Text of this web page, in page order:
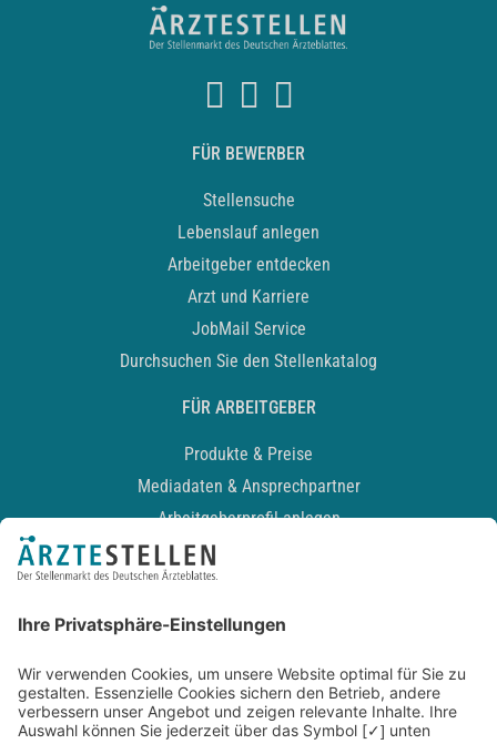
FÜR BEWERBER
Stellensuche
Lebenslauf anlegen
Arbeitgeber entdecken
Arzt und Karriere
JobMail Service
Durchsuchen Sie den Stellenkatalog
FÜR ARBEITGEBER
Produkte & Preise
Mediadaten & Ansprechpartner
Arbeitgeberprofil anlegen
Recruiting-Podcast
Kontakt
Datenschutz
Newsletter